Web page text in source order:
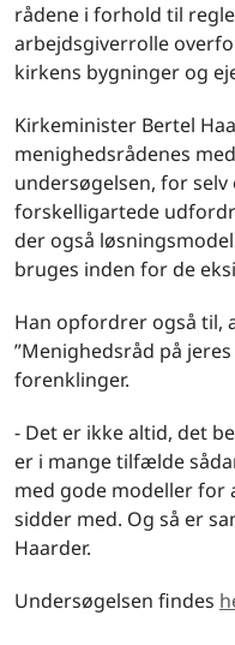
rådene i forhold til
arbejdsgiverrolle
kirkens bygninger og
Kirkeminister Bertel
menighedsrådenes
undersøgelsen, for
forskelligartede
der også
bruges inden for de
Han opfordrer også til,
”Menighedsråd på
forenklinger.
- Det er ikke altid, det
er i mange tilfælde
med gode modeller for
sidder med. Og så er
Haarder.
Undersøgelsen findes